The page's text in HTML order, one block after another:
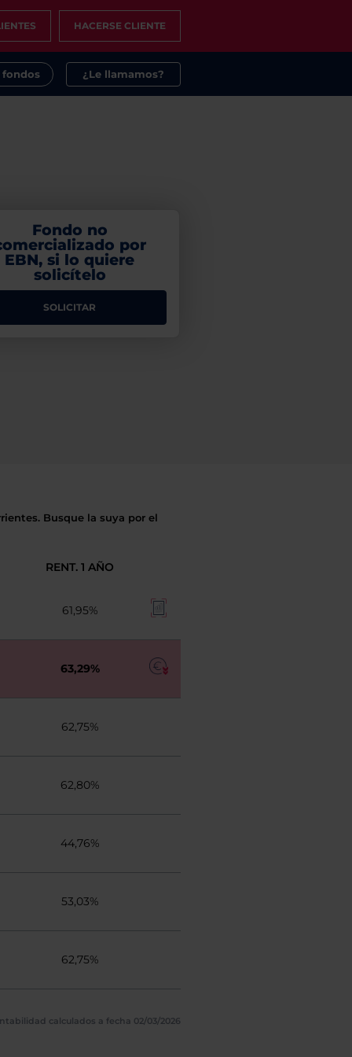
HACERSE CLIENTE
fondos ¿Le llamamos?
Fondo no
por
EBN, si lo quiere
solicítelo
SOLICITAR
Busque la suya por el
RENT. 1 AÑO
61,95%
63,29%
62,75%
62,80%
44,76%
53,03%
62,75%
calculados a fecha 02/03/2026